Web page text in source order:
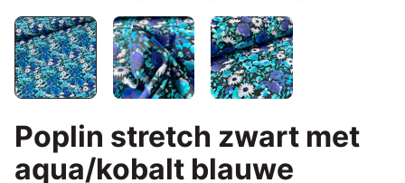
Poplin stretch zwart met
aqua/kobalt blauwe